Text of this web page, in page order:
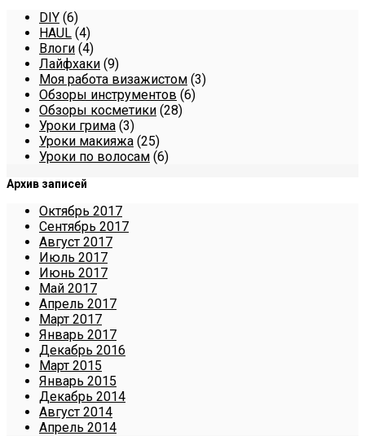
DIY (6)
HAUL (4)
Влоги (4)
Лайфхаки (9)
Моя работа визажистом (3)
Обзоры инструментов (6)
Обзоры косметики (28)
Уроки грима (3)
Уроки макияжа (25)
Уроки по волосам (6)
Архив записей
Октябрь 2017
Сентябрь 2017
Август 2017
Июль 2017
Июнь 2017
Май 2017
Апрель 2017
Март 2017
Январь 2017
Декабрь 2016
Март 2015
Январь 2015
Декабрь 2014
Август 2014
Апрель 2014